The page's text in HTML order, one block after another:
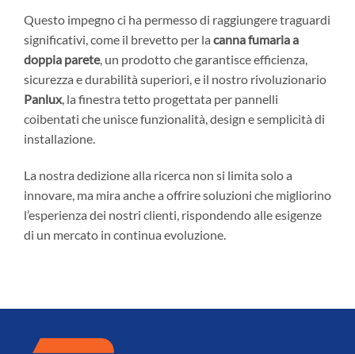
Questo impegno ci ha permesso di raggiungere traguardi
significativi, come il brevetto per la canna fumaria a
doppia parete, un prodotto che garantisce efficienza,
sicurezza e durabilità superiori, e il nostro rivoluzionario
Panlux, la finestra tetto progettata per pannelli
coibentati che unisce funzionalità, design e semplicità di
installazione.
La nostra dedizione alla ricerca non si limita solo a
innovare, ma mira anche a offrire soluzioni che migliorino
l’esperienza dei nostri clienti, rispondendo alle esigenze
di un mercato in continua evoluzione.